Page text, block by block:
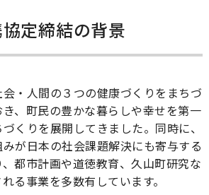
定締結の背景
・人間の３つの健康づくりをまちづ
、町民の豊かな暮らしや幸せを第一
くりを展開してきました。同時に、
が日本の社会課題解決にも寄与する
都市計画や道徳教育、久山町研究な
る事業を多数有しています。